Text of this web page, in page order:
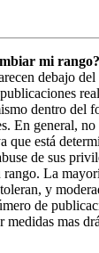
mi rango?
debajo
dentro del
En general,
que está
de sus
rango. La
y
de
medidas mas